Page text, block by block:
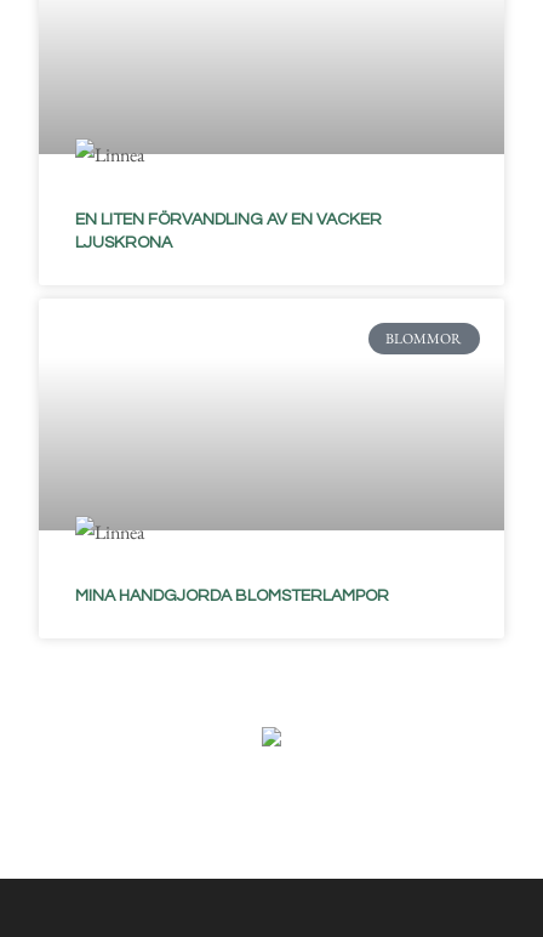
EN LITEN FÖRVANDLING AV EN VACKER
LJUSKRONA
BLOMMOR
MINA HANDGJORDA BLOMSTERLAMPOR